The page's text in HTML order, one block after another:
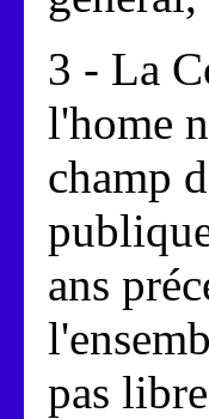
3 - La
l'home
champ
ans
pas